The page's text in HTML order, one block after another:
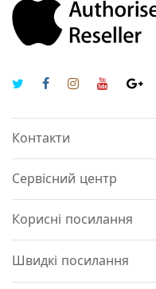
Контакти
Сервісний центр
Корисні посилання
Швидкі посилання